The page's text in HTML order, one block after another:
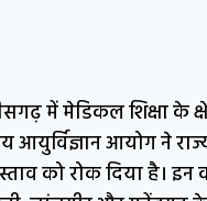
में मेडिकल शिक्षा के
आयुर्विज्ञान आयोग ने
को रोक दिया है। इन